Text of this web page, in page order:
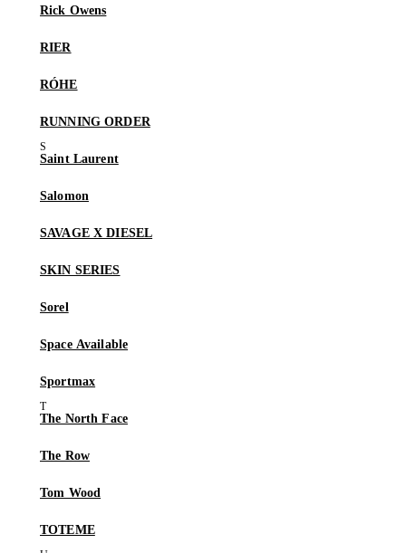
Rick Owens
RIER
RÓHE
RUNNING ORDER
Saint Laurent
Salomon
SAVAGE X DIESEL
SKIN SERIES
Sorel
Space Available
Sportmax
The North Face
The Row
Tom Wood
TOTEME